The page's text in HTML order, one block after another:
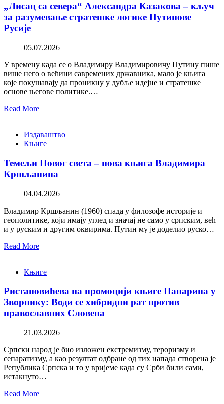
„Лисац са севера“ Александра Казакова – кључ
за разумевање стратешке логике Путинове
Русије
05.07.2026
У времену када се о Владимиру Владимировичу Путину пише
више него о већини савремених државника, мало је књига
које покушавају да проникну у дубље идејне и стратешке
основе његове политике.…
Read More
Издаваштво
Књиге
Темељи Новог света – нова књига Владимира
Кршљанина
04.04.2026
Владимир Кршљанин (1960) спада у филозофе историје и
геополитике, који имају углед и значај не само у српским, већ
и у руским и другим оквирима. Путин му је доделио руско…
Read More
Књиге
Ристановићева на промоцији књиге Панарина у
Зворнику: Води се хибридни рат против
православних Словена
21.03.2026
Српски народ је био изложен екстремизму, тероризму и
сепаратизму, а као резултат одбране од тих напада створена је
Република Српска и то у вријеме када су Срби били сами,
истакнуто…
Read More